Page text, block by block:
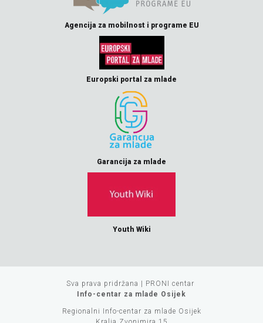
Agencija za mobilnost i programe EU
Europski portal za mlade
Garancija za mlade
Youth Wiki
Sva prava pridržana | PRONI centar
Info-centar za mlade Osijek
Regionalni Info-centar za mlade Osijek